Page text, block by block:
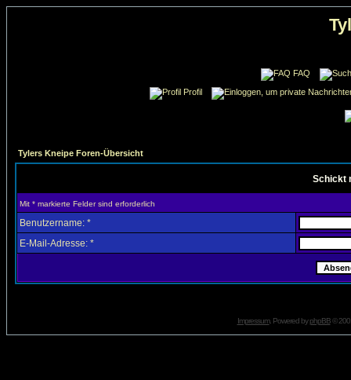
FAQ
Profil
Tylers Kneipe Foren-Übersicht
Schickt
Mit * markierte Felder sind erforderlich
Benutzername: *
E-Mail-Adresse: *
Impressum. Powered byphpBB©